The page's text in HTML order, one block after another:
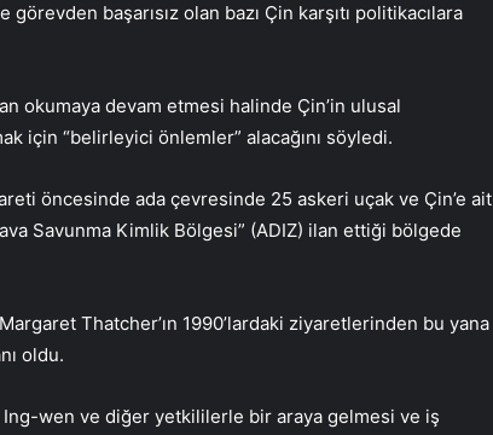
başarısız olan bazı Çin karşıtı politikacılara
okumaya devam etmesi halinde Çin’in ulusal
için “belirleyici önlemler” alacağını söyledi.
öncesinde ada çevresinde 25 askeri uçak ve Çin’e ait
Savunma Kimlik Bölgesi” (ADIZ) ilan ettiği bölgede
Thatcher’ın 1990’lardaki ziyaretlerinden bu yana
oldu.
Ing-wen ve diğer yetkililerle bir araya gelmesi ve iş